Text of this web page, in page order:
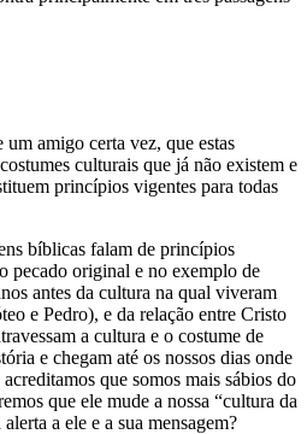
amigo certa vez, que estas
culturais que já não existem e
princípios vigentes para todas
bíblicas falam de princípios
pecado original e no exemplo de
antes da cultura na qual viveram
e Pedro), e da relação entre Cristo
a cultura e o costume de
e chegam até os nossos dias onde
que somos mais sábios do
que ele mude a nossa “cultura da
a ele e a sua mensagem?